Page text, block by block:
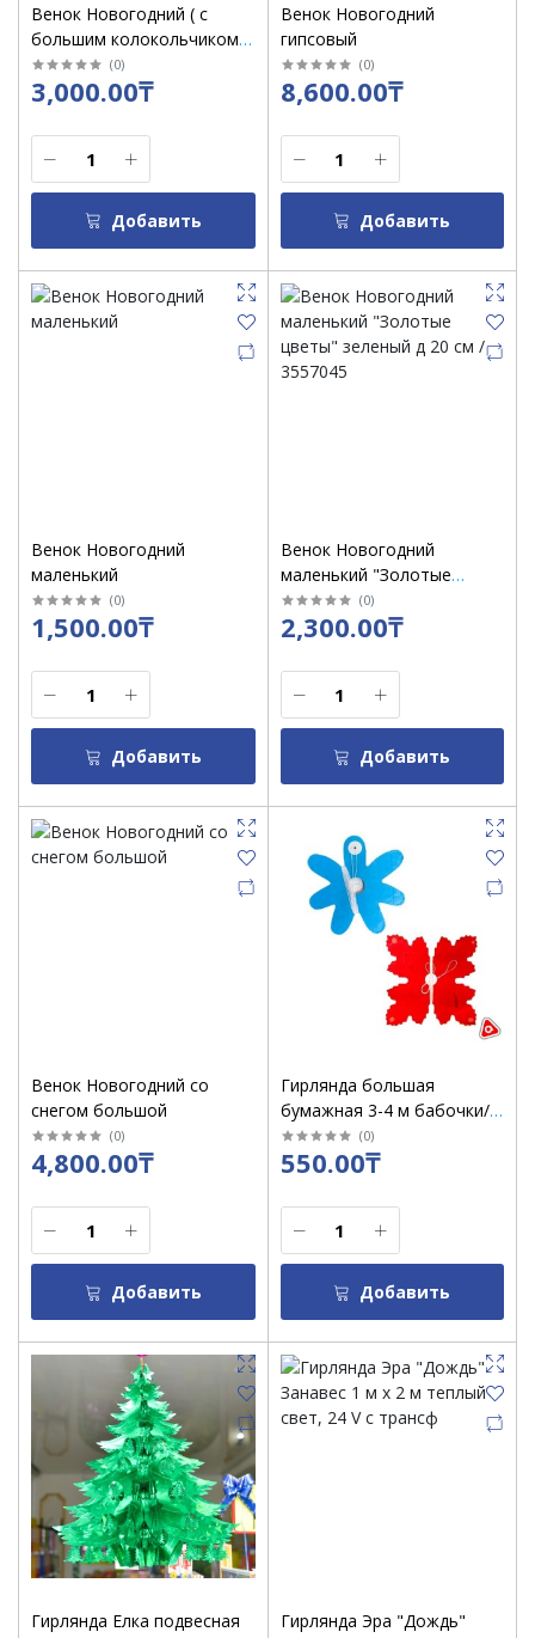
Венок Новогодний ( с
большим колокольчиком
красным) (0)
3,000.00₸
Добавить
Венок Новогодний
гипсовый
(0)
8,600.00₸
Добавить
Венок Новогодний
маленький
(0)
1,500.00₸
Добавить
Венок Новогодний
маленький "Золотые
цветы" зеленый д 20 см /
3557045
(0)
2,300.00₸
Добавить
Венок Новогодний со
снегом большой
(0)
4,800.00₸
Добавить
Гирлянда большая
бумажная 3-4 м бабочки/
цветы/фрукты
(0)
550.00₸
Добавить
Гирлянда Елка подвесная
Гирлянда Эра "Дождь"